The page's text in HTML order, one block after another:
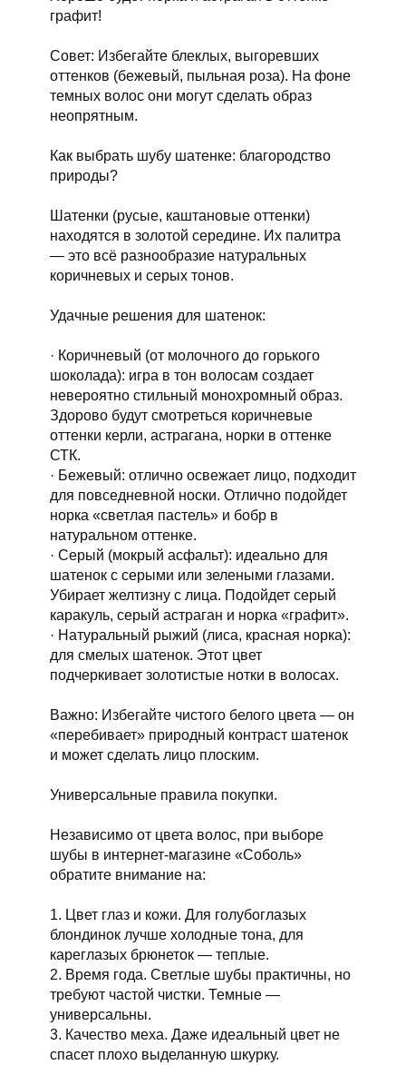
графит!
Совет: Избегайте блеклых, выгоревших
оттенков (бежевый, пыльная роза). На фоне
темных волос они могут сделать образ
неопрятным.
Как выбрать шубу шатенке: благородство
природы?
Шатенки (русые, каштановые оттенки)
находятся в золотой середине. Их палитра
— это всё разнообразие натуральных
коричневых и серых тонов.
Удачные решения для шатенок:
· Коричневый (от молочного до горького
шоколада): игра в тон волосам создает
невероятно стильный монохромный образ.
Здорово будут смотреться коричневые
оттенки керли, астрагана, норки в оттенке
СТК.
· Бежевый: отлично освежает лицо, подходит
для повседневной носки. Отлично подойдет
норка «светлая пастель» и бобр в
натуральном оттенке.
· Серый (мокрый асфальт): идеально для
шатенок с серыми или зелеными глазами.
Убирает желтизну с лица. Подойдет серый
каракуль, серый астраган и норка «графит».
· Натуральный рыжий (лиса, красная норка):
для смелых шатенок. Этот цвет
подчеркивает золотистые нотки в волосах.
Важно: Избегайте чистого белого цвета — он
«перебивает» природный контраст шатенок
и может сделать лицо плоским.
Универсальные правила покупки.
Независимо от цвета волос, при выборе
шубы в интернет-магазине «Соболь»
обратите внимание на:
1. Цвет глаз и кожи. Для голубоглазых
блондинок лучше холодные тона, для
кареглазых брюнеток — теплые.
2. Время года. Светлые шубы практичны, но
требуют частой чистки. Темные —
универсальны.
3. Качество меха. Даже идеальный цвет не
спасет плохо выделанную шкурку.